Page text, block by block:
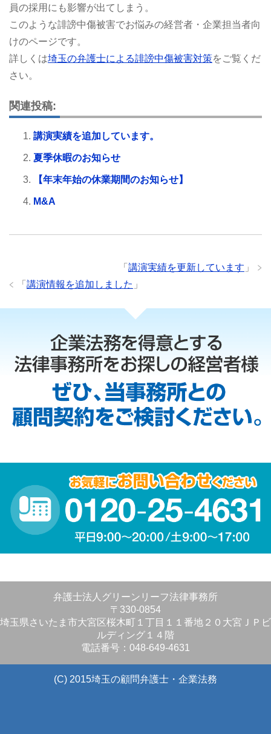
員の採用にも影響が出てしまう。
このような誹謗中傷被害でお悩みの経営者・企業担当者向
けのページです。
詳しくは埼玉の弁護士による誹謗中傷被害対策をご覧くだ
さい。
関連投稿:
講演実績を追加しています。
夏季休暇のお知らせ
【年末年始の休業期間のお知らせ】
M&A
「 講演実績を更新しています 」
「 講演情報を追加しました 」
弁護士法人グリーンリーフ法律事務所
〒330-0854
埼玉県さいたま市大宮区桜木町１丁目１１番地２０大宮ＪＰビ
ルディング１４階
電話番号：048-649-4631
(C) 2015埼玉の顧問弁護士・企業法務